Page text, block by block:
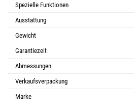
Spezielle Funktionen
Ausstattung
Gewicht
Garantiezeit
Abmessungen
Verkaufsverpackung
Marke